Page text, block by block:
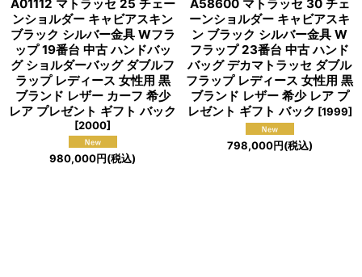
A01112 マトラッセ 25 チェー
ンショルダー キャビアスキン
ブラック シルバー金具 Wフラ
ップ 19番台 中古 ハンドバッ
グ ショルダーバッグ ダブルフ
ラップ レディース 女性用 黒
ブランド レザー カーフ 希少
レア プレゼント ギフト バック
[2000]
980,000円(税込)
A58600 マトラッセ 30 チェ
ーンショルダー キャビアスキ
ン ブラック シルバー金具 W
フラップ 23番台 中古 ハンド
バッグ デカマトラッセ ダブル
フラップ レディース 女性用 黒
ブランド レザー 希少 レア プ
レゼント ギフト バック [1999]
798,000円(税込)